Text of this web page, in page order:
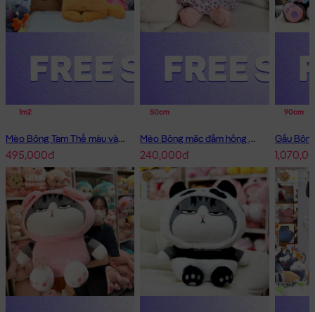
1m2
Mèo Bông Tam Thể màu vàng
495,000đ
50cm
Mèo Bông mặc đầm hồng má tim
240,000đ
90cm